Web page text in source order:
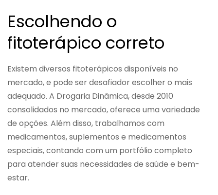
Escolhendo o
fitoterápico correto
Existem diversos fitoterápicos disponíveis no
mercado, e pode ser desafiador escolher o mais
adequado. A Drogaria Dinâmica, desde 2010
consolidados no mercado, oferece uma variedade
de opções. Além disso, trabalhamos com
medicamentos, suplementos e medicamentos
especiais, contando com um portfólio completo
para atender suas necessidades de saúde e bem-
estar.